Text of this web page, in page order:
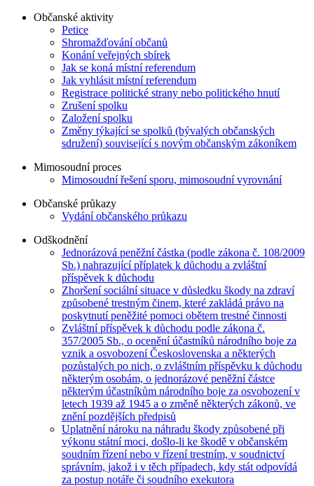
Občanské aktivity
Petice
Shromažďování občanů
Konání veřejných sbírek
Jak se koná místní referendum
Jak vyhlásit místní referendum
Registrace politické strany nebo politického hnutí
Zrušení spolku
Založení spolku
Změny týkající se spolků (bývalých občanských
sdružení) související s novým občanským zákoníkem
Mimosoudní proces
Mimosoudní řešení sporu, mimosoudní vyrovnání
Občanské průkazy
Vydání občanského průkazu
Odškodnění
Jednorázová peněžní částka (podle zákona č. 108/2009
Sb.) nahrazující příplatek k důchodu a zvláštní
příspěvek k důchodu
Zhoršení sociální situace v důsledku škody na zdraví
způsobené trestným činem, které zakládá právo na
poskytnutí peněžité pomoci obětem trestné činnosti
Zvláštní příspěvek k důchodu podle zákona č.
357/2005 Sb., o ocenění účastníků národního boje za
vznik a osvobození Československa a některých
pozůstalých po nich, o zvláštním příspěvku k důchodu
některým osobám, o jednorázové peněžní částce
některým účastníkům národního boje za osvobození v
letech 1939 až 1945 a o změně některých zákonů, ve
znění pozdějších předpisů
Uplatnění nároku na náhradu škody způsobené při
výkonu státní moci, došlo-li ke škodě v občanském
soudním řízení nebo v řízení trestním, v soudnictví
správním, jakož i v těch případech, kdy stát odpovídá
za postup notáře či soudního exekutora